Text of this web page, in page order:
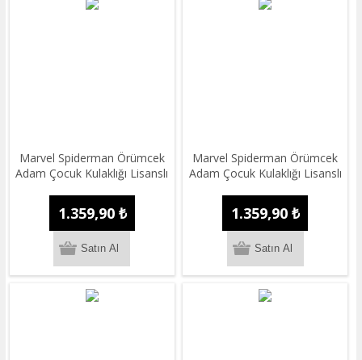
Marvel Spiderman Örümcek
Adam Çocuk Kulaklığı Lisanslı
1.359,90 ₺
Marvel Spiderman Örümcek
Adam Çocuk Kulaklığı Lisanslı
1.359,90 ₺